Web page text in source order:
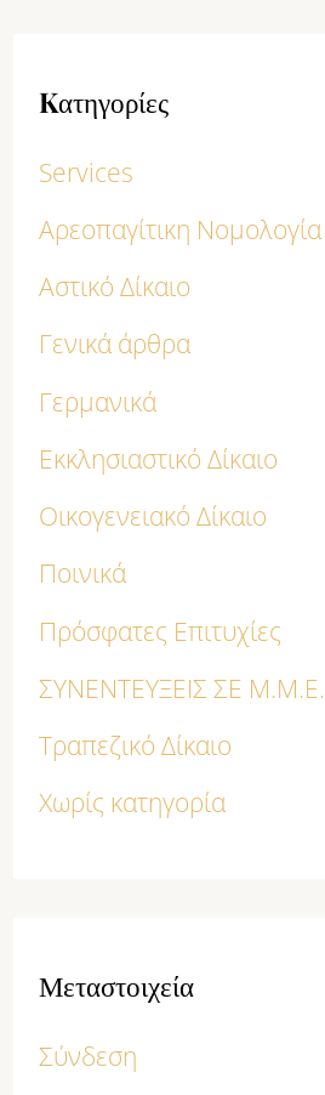
Kατηγορίες
Services
Αρεοπαγίτικη Νομολογία
Αστικό Δίκαιο
Γενικά άρθρα
Γερμανικά
Εκκλησιαστικό Δίκαιο
Οικογενειακό Δίκαιο
Ποινικά
Πρόσφατες Επιτυχίες
ΣΥΝΕΝΤΕΥΞΕΙΣ ΣΕ Μ.Μ.Ε.
Τραπεζικό Δίκαιο
Χωρίς κατηγορία
Μεταστοιχεία
Σύνδεση